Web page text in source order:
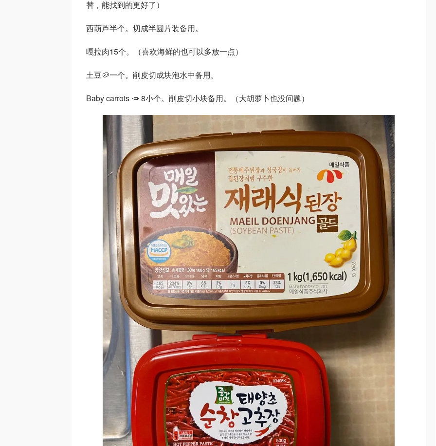
替，能找到的更好了）
西葫芦半个。切成半圆片装备用。
嘎拉肉15个。（喜欢海鲜的也可以多放一点）
土豆🥔一个。削皮切成块泡水中备用。
Baby carrots 🥕 8小个。削皮切小块备用。（大胡萝卜也没问题）